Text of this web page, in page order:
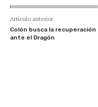
Artículo anterior
Colón busca la recuperación
ante el Dragón